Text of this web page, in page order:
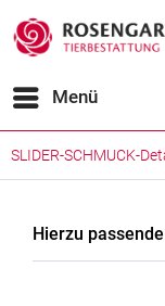
Menü
SLIDER-SCHMUCK-
Hierzu